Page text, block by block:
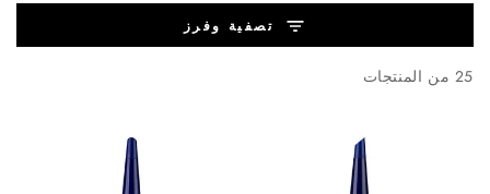
تصفية وفرز
25 من المنتجات